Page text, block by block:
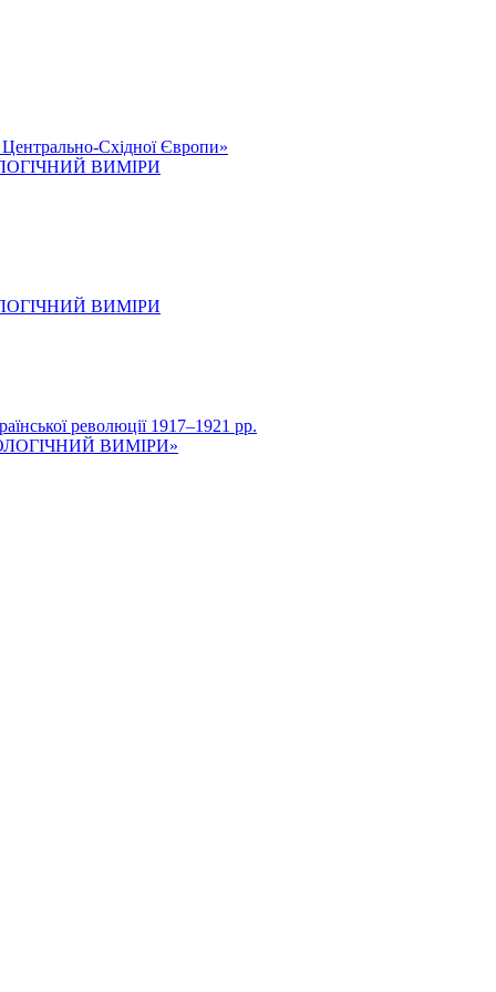
Центрально-Східної Європи»
ВИМІРИ
ВИМІРИ
революції 1917–1921 рр.
ВИМІРИ»